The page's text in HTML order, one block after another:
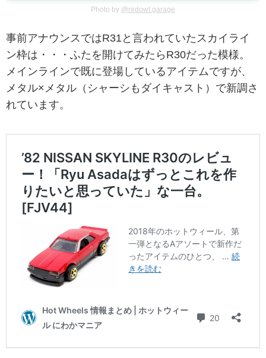
Photo by @redowl.garage
事前アナウンスではR31と言われていたスカイライ
ン枠は・・・ふたを開けてみたらR30だった模様。
メインラインで既に登場しているアイテムですが、
メタル×メタル（シャーシもダイキャスト）で新調さ
れています。